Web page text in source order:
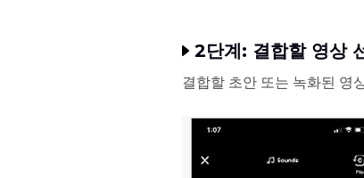
2단계: 결합할 영상
결합할 초안 또는 녹화된 영